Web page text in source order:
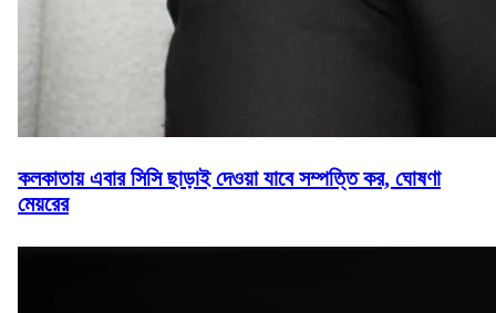
কলকাতায় এবার সিসি ছাড়াই দেওয়া যাবে সম্পত্তি কর, ঘোষণা
মেয়রের